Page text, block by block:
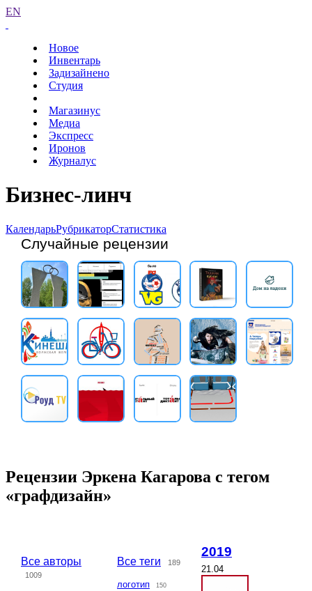
EN
Новое
Инвентарь
Задизайнено
Студия
Магазинус
Медиа
Экспресс
Иронов
Журналус
Бизнес-линч
КалендарьРубрикаторСтатистика
Случайные рецензии
Рецензии Эркена Кагарова с тегом
«графдизайн»
Все авторы
1009
Все теги 189
логотип 150
2019
21.04